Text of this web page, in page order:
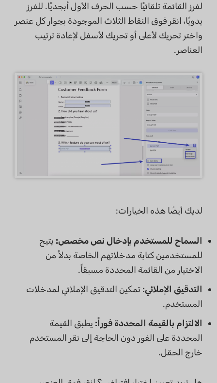
لفرز القائمة تلقائيًا حسب الحرف الأول أبجديًا. للفرز
يدويًا، انقر فوق النقاط الثلاث الموجودة بجوار كل عنصر
واختر تحريك لأعلى أو تحريك لأسفل لإعادة ترتيب
العناصر.
لديك أيضًا هذه الخيارات:
السماح للمستخدم بإدخال نص مخصص: يتيح
للمستخدمين كتابة مدخلاتهم الخاصة بدلاً من
الاختيار من القائمة المحددة مسبقاً.
التدقيق الإملائي: تمكين التدقيق الإملائي لمدخلات
المستخدم.
الالتزام بالقيمة المحددة فوراً: يطبق القيمة
المحددة على الفور دون الحاجة إلى نقر المستخدم
خارج الحقل.